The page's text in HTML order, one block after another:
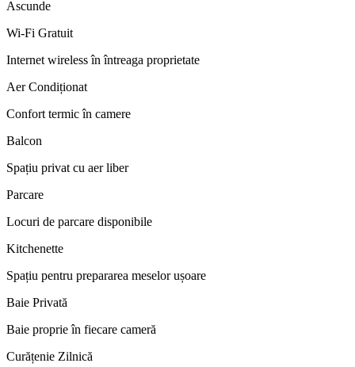
Ascunde
Wi-Fi Gratuit
Internet wireless în întreaga proprietate
Aer Condiționat
Confort termic în camere
Balcon
Spațiu privat cu aer liber
Parcare
Locuri de parcare disponibile
Kitchenette
Spațiu pentru prepararea meselor ușoare
Baie Privată
Baie proprie în fiecare cameră
Curățenie Zilnică